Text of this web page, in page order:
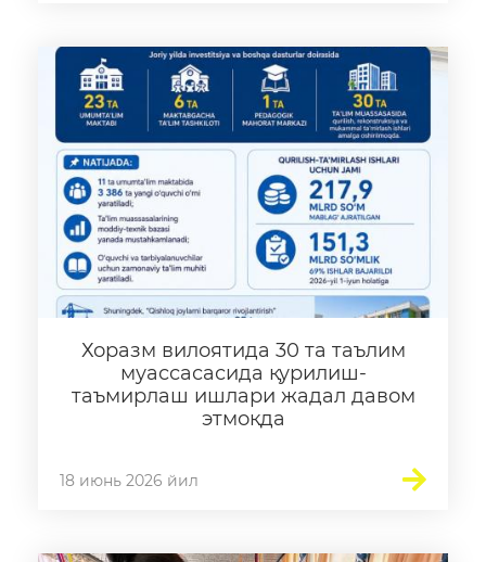
Хоразм вилоятида 30 та таълим
муассасасида қурилиш-
таъмирлаш ишлари жадал давом
этмоқда
18 июнь 2026 йил